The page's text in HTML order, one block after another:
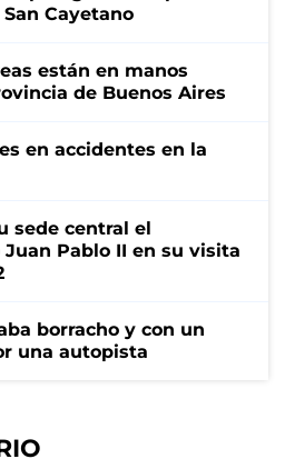
Cayetano
están en manos
de Buenos Aires
en accidentes en la
sede central el
Pablo II en su visita
borracho y con un
una autopista